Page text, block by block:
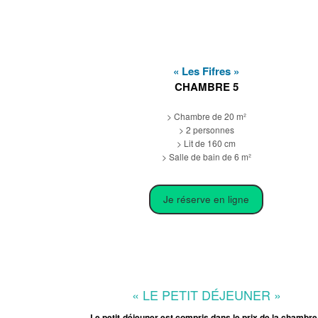
« Les Fifres »
CHAMBRE 5
> Chambre de 20 m²
> 2 personnes
> Lit de 160 cm
> Salle de bain de 6 m²
Je réserve en ligne
« LE PETIT DÉJEUNER »